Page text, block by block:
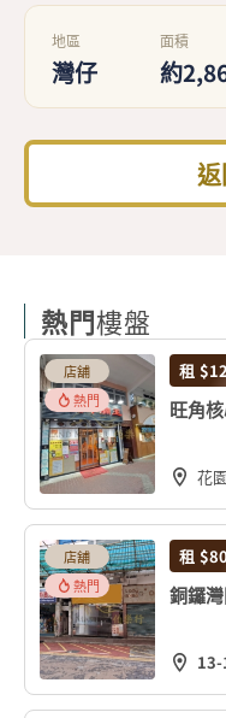
地區
灣仔
面積
約
熱門樓盤
店舖
熱門
租 $12
旺角
花
店舖
熱門
租
銅鑼
13-